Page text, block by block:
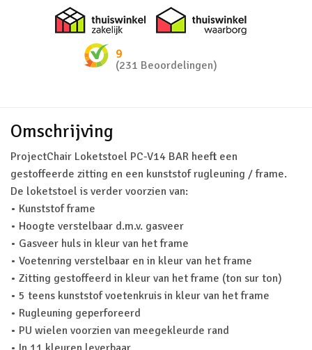
Thuiswinkel zakelijk
9
(231 Beoordelingen)
Omschrijving
ProjectChair Loketstoel PC-V14 BAR heeft een
gestoffeerde zitting en een kunststof rugleuning / frame.
De loketstoel is verder voorzien van:
• Kunststof frame
• Hoogte verstelbaar d.m.v. gasveer
• Gasveer huls in kleur van het frame
• Voetenring verstelbaar en in kleur van het frame
• Zitting gestoffeerd in kleur van het frame (ton sur ton)
• 5 teens kunststof voetenkruis in kleur van het frame
• Rugleuning geperforeerd
• PU wielen voorzien van meegekleurde rand